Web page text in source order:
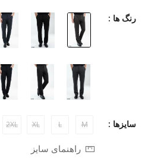
رنگ ها :
سایزها : M
L
XL
2XL
راهنمای سایز